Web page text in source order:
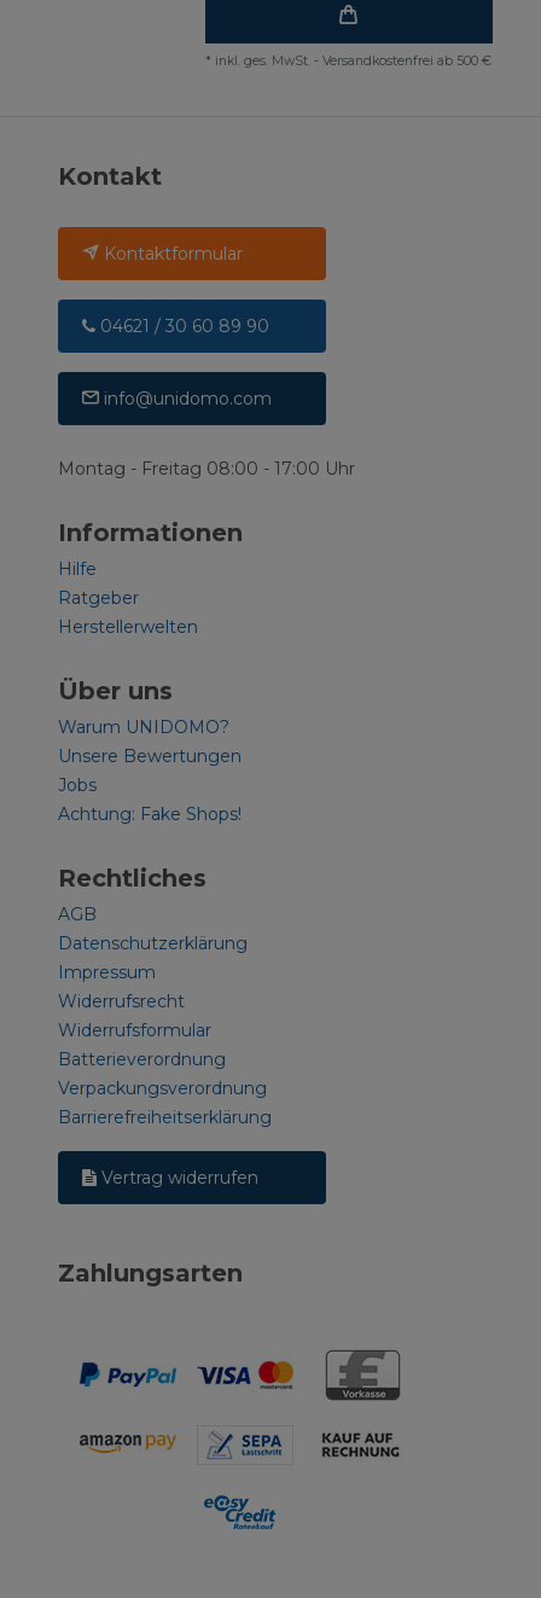
* inkl. ges. MwSt. - Versandkostenfrei ab 500 €
Kontakt
Kontaktformular
04621 / 30 60 89 90
info@unidomo.com
Montag - Freitag 08:00 - 17:00 Uhr
Informationen
Hilfe
Ratgeber
Herstellerwelten
Über uns
Warum UNIDOMO?
Unsere Bewertungen
Jobs
Achtung: Fake Shops!
Rechtliches
AGB
Datenschutzerklärung
Impressum
Widerrufsrecht
Widerrufsformular
Batterieverordnung
Verpackungsverordnung
Barrierefreiheitserklärung
Vertrag widerrufen
Zahlungsarten